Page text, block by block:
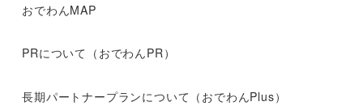
おでわんMAP
PRについて（おでわんPR）
長期パートナープランについて（おでわんPlus）